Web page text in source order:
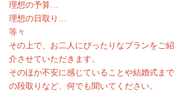
理想の予算…
理想の日取り…
等々
その上で、お二人にぴったりなプランをご紹
介させていただきます。
そのほか不安に感じていることや結婚式まで
の段取りなど、何でも聞いてください。